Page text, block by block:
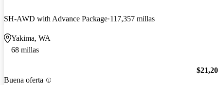
SH-AWD with Advance Package 117,357 millas
Yakima, WA
68 millas
Buena oferta